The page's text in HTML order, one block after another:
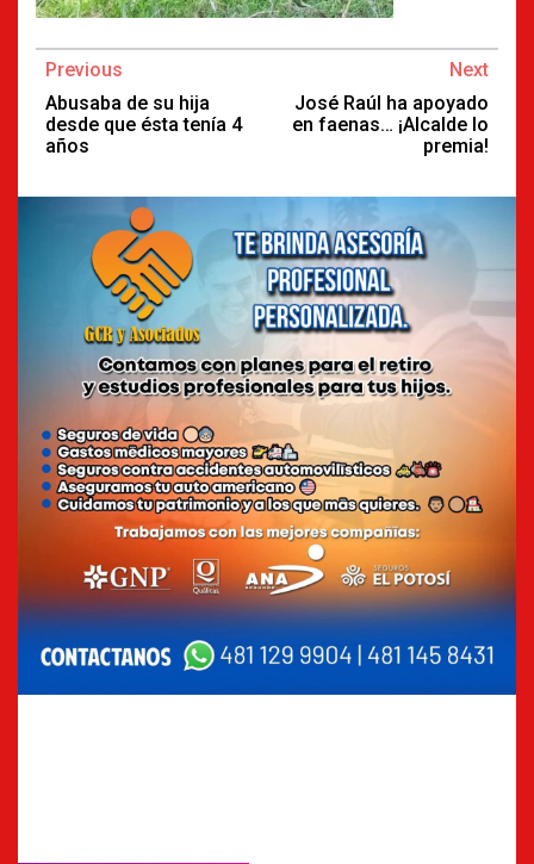
Continue
Reading
Previous
Abusaba de su hija
desde que ésta tenía 4
años
Next
José Raúl ha apoyado
en faenas… ¡Alcalde lo
premia!